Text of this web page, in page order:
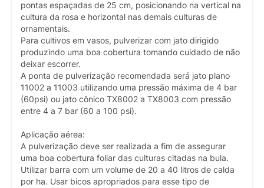
pontas espaçadas de 25 cm, posicionando na vertical na
cultura da rosa e horizontal nas demais culturas de
ornamentais.
Para cultivos em vasos, pulverizar com jato dirigido
produzindo uma boa cobertura tomando cuidado de não
deixar escorrer.
A ponta de pulverização recomendada será jato plano
11002 a 11003 utilizando uma pressão máxima de 4 bar
(60psi) ou jato cônico TX8002 a TX8003 com pressão
entre 4 a 7 bar (60 a 100 psi).
Aplicação aérea:
A pulverização deve ser realizada a fim de assegurar
uma boa cobertura foliar das culturas citadas na bula.
Utilizar barra com um volume de 20 a 40 litros de calda
por ha. Usar bicos apropriados para esse tipo de